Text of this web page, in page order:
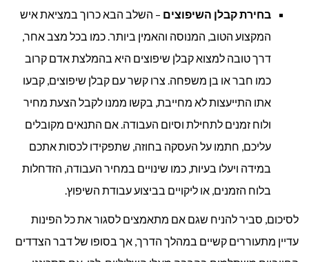
בחירת קבלן השיפוצים – השלב הבא כרוך במציאת איש
המקצוע הטוב, המנוסה והאמין ביותר. כמו בכל מצב אחר,
דרך טובה למצוא קבלן שיפוצים היא בהמלצת אדם קרוב
כמו חבר או בן משפחה. צרו קשר עם קבלן שיפוצים, קבעו
אתו התייעצות לא מחייבת, בקשו ממנו לקבל הצעת מחיר
ולוח זמנים לתחילת וסיום העבודה. אם התנאים מקובלים
עליכם, חתמו על העסקה בחוזה, שתפקידו לכסות אתכם
במידה ויעלו בעיות, כמו שינויים במחיר העבודה, הזדחלות
בלוח הזמנים, או ליקויים בביצוע עבודת השיפוץ.
לסיכום, סביר להניח שגם אם מתאמצים לסגור את כל הפינות
עדיין מתעוררים קשיים במהלך הדרך, אך בסופו של דבר הצדדים